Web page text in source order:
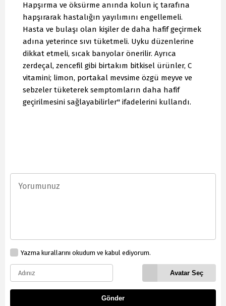
Hapşırma ve öksürme anında kolun iç tarafına
hapşırarak hastalığın yayılımını engellemeli.
Hasta ve bulaşı olan kişiler de daha hafif geçirmek
adına yeterince sıvı tüketmeli. Uyku düzenlerine
dikkat etmeli, sıcak banyolar önerilir. Ayrıca
zerdeçal, zencefil gibi birtakım bitkisel ürünler, C
vitamini; limon, portakal mevsime özgü meyve ve
sebzeler tüketerek semptomların daha hafif
geçirilmesini sağlayabilirler" ifadelerini kullandı.
Yazma kurallarını okudum ve kabul ediyorum.
Avatar Seç
Gönder